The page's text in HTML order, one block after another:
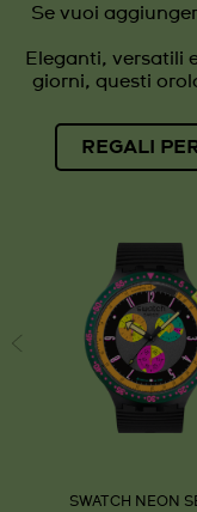
Se vuoi
Eleganti, versatili
giorni, questi
REGALI
SWATCH NEON